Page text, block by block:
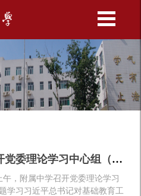
附属中学召开党委理论学习中心组（扩大）会议
午，附属中学召开党委理论学习
学习习近平总书记对基础教育工